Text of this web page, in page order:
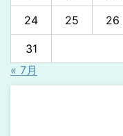
24 25 26
31
« 7月